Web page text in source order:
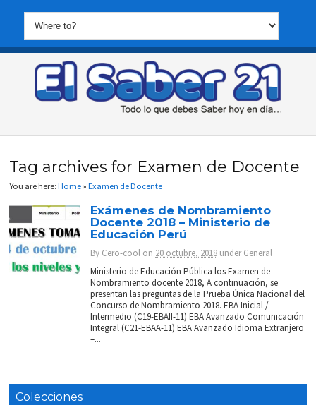
Tag archives for Examen de Docente
You are here:Home »Examen de Docente
Exámenes de Nombramiento
Docente 2018 – Ministerio de
Educación Perú
By Cero-cool on 20 octubre, 2018 underGeneral
Ministerio de Educación Pública los Examen de
Nombramiento docente 2018, A continuación, se
presentan las preguntas de la Prueba Única Nacional del
Concurso de Nombramiento 2018. EBA Inicial /
Intermedio (C19-EBAII-11) EBA Avanzado Comunicación
Integral (C21-EBAA-11) EBA Avanzado Idioma Extranjero
–...
Colecciones